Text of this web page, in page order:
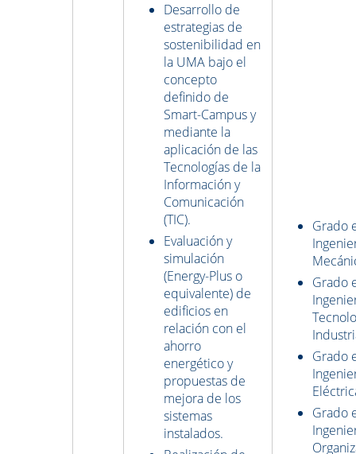
Desarrollo de
estrategias de
sostenibilidad en
la UMA bajo el
concepto
definido de
Smart-Campus y
mediante la
aplicación de las
Tecnologías de la
Información y
Comunicación
(TIC).
Evaluación y
simulación
(Energy-Plus o
equivalente) de
edificios en
relación con el
ahorro
energético y
propuestas de
mejora de los
sistemas
instalados.
Grado
Grado
Grado
Grado